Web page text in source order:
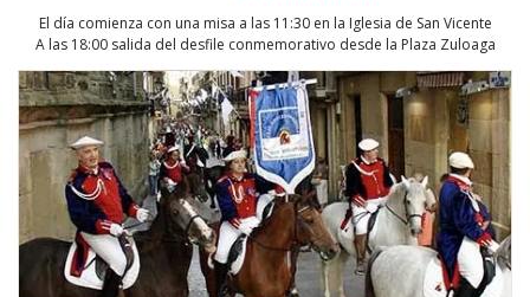
El día comienza con una misa a las 11:30 en la Iglesia de San Vicente
A las 18:00 salida del desfile conmemorativo desde la Plaza Zuloaga